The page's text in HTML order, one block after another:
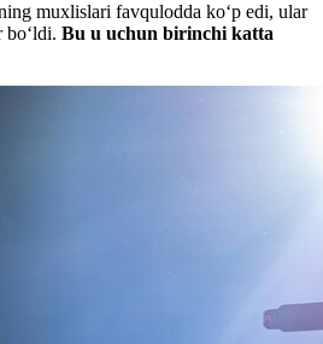
muxlislari favqulodda ko‘p edi, ular
bo‘ldi. Bu u uchun birinchi katta